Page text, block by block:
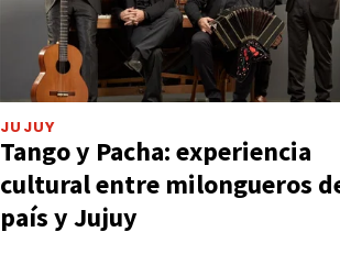
JUJUY
Tango y Pacha: experiencia
cultural entre milongueros
país y Jujuy